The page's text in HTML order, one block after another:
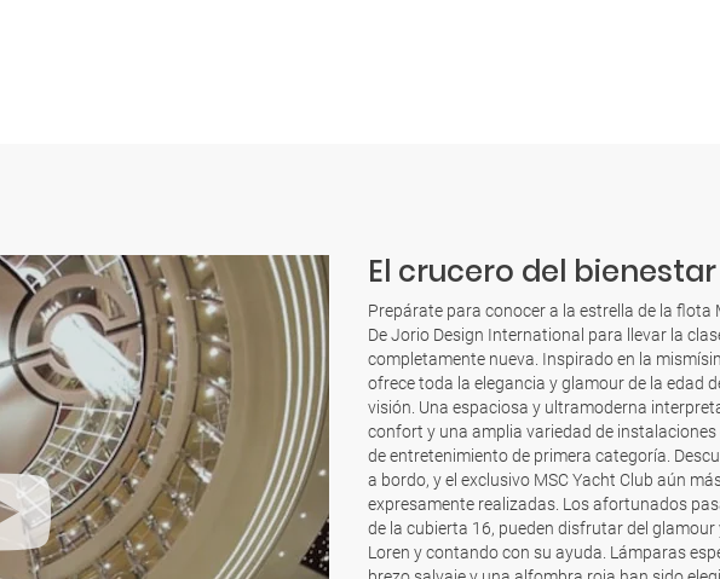
El crucero del bienestar
Prepárate para conocer a la estrella de la flota
De Jorio Design International para llevar la
completamente nueva. Inspirado en la
ofrece toda la elegancia y glamour de la edad
visión. Una espaciosa y ultramoderna
confort y una amplia variedad de
de entretenimiento de primera categoría.
a bordo, y el exclusivo MSC Yacht Club aún
expresamente realizadas. Los afortunados
de la cubierta 16, pueden disfrutar del
Loren y contando con su ayuda. Lámparas